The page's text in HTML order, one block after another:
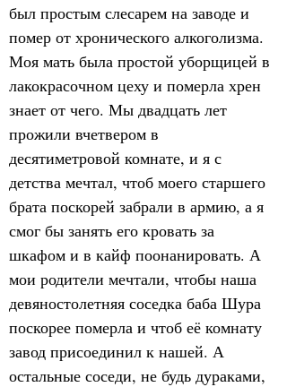
был простым слесарем на заводе и
помер от хронического алкоголизма.
Моя мать была простой уборщицей в
лакокрасочном цеху и померла хрен
знает от чего. Мы двадцать лет
прожили вчетвером в
десятиметровой комнате, и я с
детства мечтал, чтоб моего старшего
брата поскорей забрали в армию, а я
смог бы занять его кровать за
шкафом и в кайф поонанировать. А
мои родители мечтали, чтобы наша
девяностолетняя соседка баба Шура
поскорее померла и чтоб её комнату
завод присоединил к нашей. А
остальные соседи, не будь дураками,